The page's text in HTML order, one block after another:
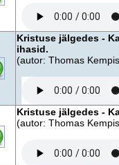
Kristuse jälgedes -
ihasid.
(autor: Thomas
Kristuse jälgedes -
(autor: Thomas